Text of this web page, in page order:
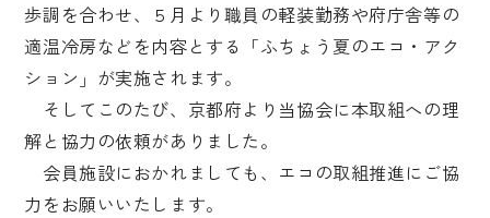
歩調を合わせ、５月より職員の軽装勤務や府庁舎等の
適温冷房などを内容とする「ふちょう夏のエコ・アク
ション」が実施されます。
そしてこのたび、京都府より当協会に本取組への理
解と協力の依頼がありました。
会員施設におかれましても、エコの取組推進にご協
力をお願いいたします。